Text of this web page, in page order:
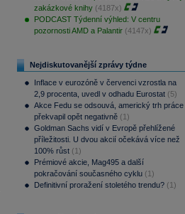
zakázkové knihy (4187x)
PODCAST Týdenní výhled: V centru
pozornosti AMD a Palantir (4147x)
Nejdiskutovanější zprávy týdne
Inflace v eurozóně v červenci vzrostla na
2,9 procenta, uvedl v odhadu Eurostat (5)
Akce Fedu se odsouvá, americký trh práce
překvapil opět negativně (1)
Goldman Sachs vidí v Evropě přehlížené
příležitosti. U dvou akcií očekává více než
100% růst (1)
Prémiové akcie, Mag495 a další
pokračování současného cyklu (1)
Definitivní proražení stoletého trendu? (1)